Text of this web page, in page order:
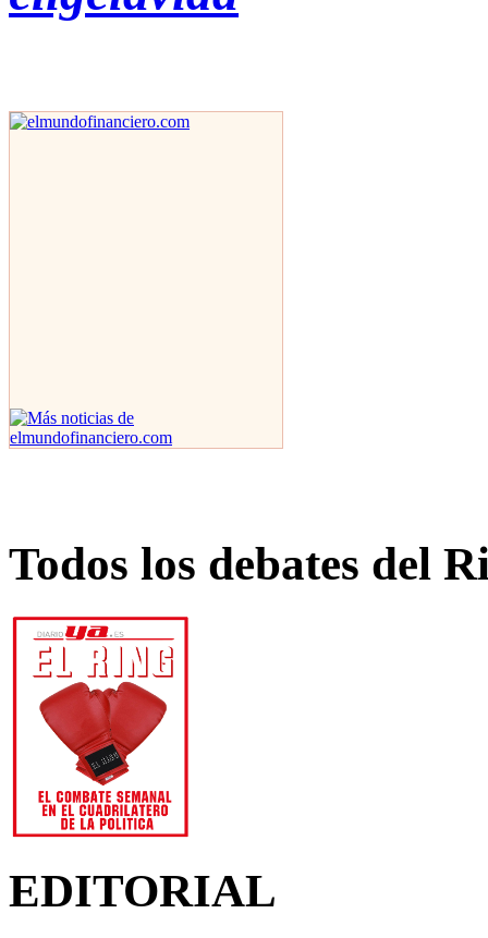
Todos los debates del
EDITORIAL